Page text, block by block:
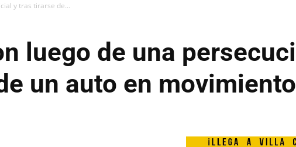
y tras tirarse de...
luego de una
un auto en movimiento